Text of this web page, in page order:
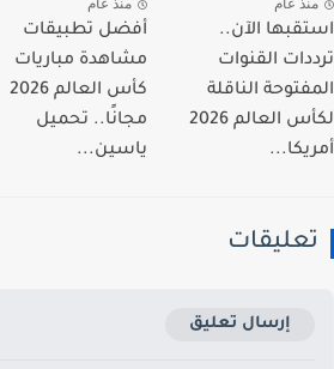
عام
الآن..
القنوات
الناقلة
لكأس العالم 2026
منذ عام
أفضل تطبيقات
مشاهدة مباريات
كأس العالم 2026
مجانًا.. تحميل
ياسين...
إرسال تعليق